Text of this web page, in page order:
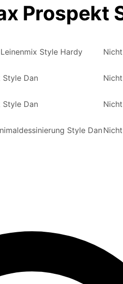
Prospekt
Style Hardy
Style Dan
Style Dan
Style Dan